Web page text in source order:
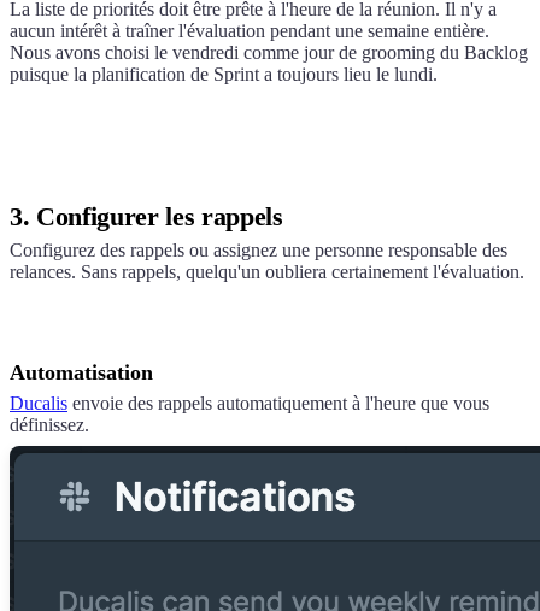
La liste de priorités doit être prête à l'heure de la réunion. Il n'y a
aucun intérêt à traîner l'évaluation pendant une semaine entière.
Nous avons choisi le vendredi comme jour de grooming du Backlog
puisque la planification de Sprint a toujours lieu le lundi.
3. Configurer les rappels
Configurez des rappels ou assignez une personne responsable des
relances. Sans rappels, quelqu'un oubliera certainement l'évaluation.
Automatisation
Ducalis envoie des rappels automatiquement à l'heure que vous
définissez.